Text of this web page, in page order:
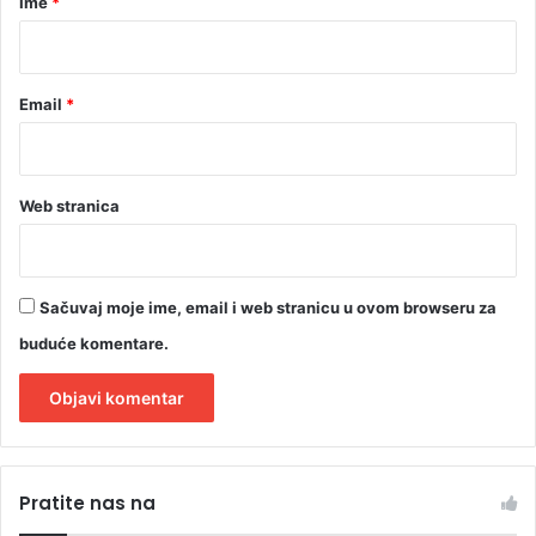
p
l
a
g
s
t
i
a
u
d
i
l
j
i
Email *
Web stranica
Sačuvaj moje ime, email i web stranicu u ovom browseru za
buduće komentare.
tPratite nas na